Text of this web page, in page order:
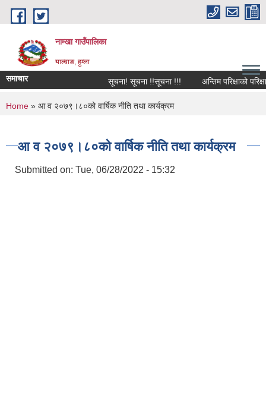
Skip to main content
नाम्खा गाउँपालिका
याल्वाङ, हुम्ला
समाचार सूचना! सूचना !!सूचना !!! अन्तिम परिक्षाको
You are here
Home » आ व २०७९।८०को वार्षिक नीति तथा कार्यक्रम
आ व २०७९।८०को वार्षिक नीति तथा कार्यक्रम
Submitted on: Tue, 06/28/2022 - 15:32